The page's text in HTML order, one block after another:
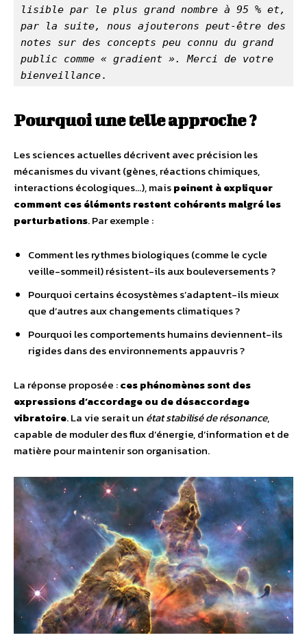
lisible par le plus grand nombre à 95 % et,
par la suite, nous ajouterons peut-être des
notes sur des concepts peu connu du grand
public comme « gradient ». Merci de votre
bienveillance.
Pourquoi une telle approche ?
Les sciences actuelles décrivent avec précision les
mécanismes du vivant (gènes, réactions chimiques,
interactions écologiques…), maispeinent à expliquer
comment ces éléments restent cohérents malgré les
perturbations. Par exemple :
Comment les rythmes biologiques (comme le cycle
veille-sommeil) résistent-ils aux bouleversements ?
Pourquoi certains écosystèmes s’adaptent-ils mieux
que d’autres aux changements climatiques ?
Pourquoi les comportements humains deviennent-ils
rigides dans des environnements appauvris ?
La réponse proposée :ces phénomènes sont des
expressions d’accordage ou de désaccordage
vibratoire. La vie serait un état stabilisé de résonance,
capable de moduler des flux d’énergie, d’information et de
matière pour maintenir son organisation.